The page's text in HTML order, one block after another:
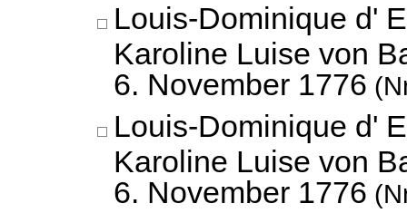
Louis-Dominique d'
Karoline Luise von
6. November 1776
Louis-Dominique d'
Karoline Luise von
6. November 1776